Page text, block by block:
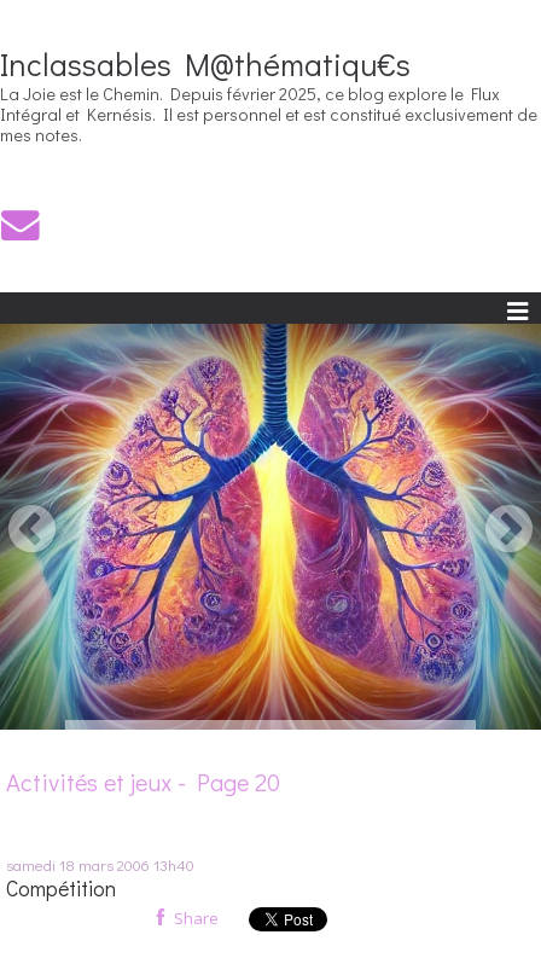
Inclassables M@thématiqu€s
La Joie est le Chemin. Depuis février 2025, ce blog explore le Flux
Intégral et Kernésis. Il est personnel et est constitué exclusivement de
mes notes.
Activités et jeux - Page 20
samedi 18 mars 2006 13h40
Compétition
Share